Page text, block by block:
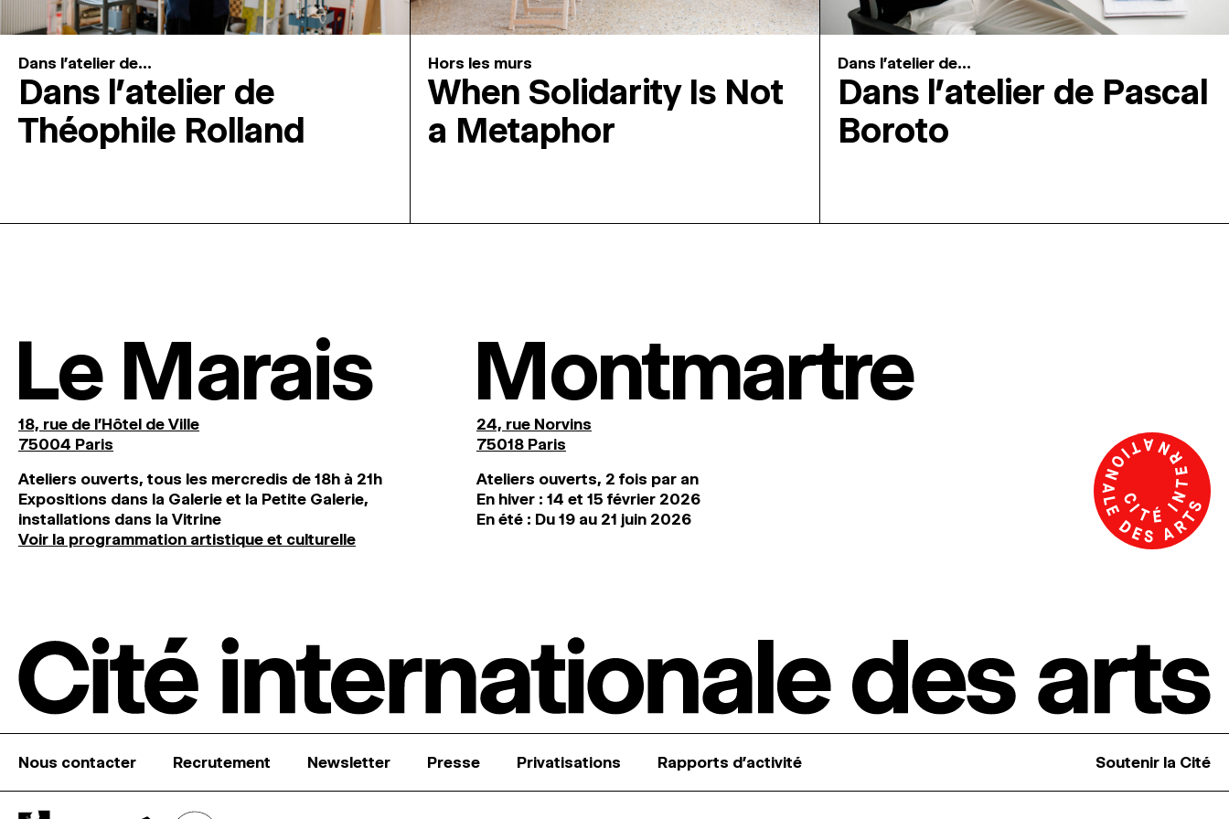
Dans l'atelier de...
Dans l’atelier de
Théophile Rolland
Hors les murs
When Solidarity Is Not
a Metaphor
Dans l'atelier de...
Dans l’atelier de Pascal
Boroto
Le Marais
18, rue de l'Hôtel de Ville
75004 Paris
Ateliers ouverts, tous les mercredis de 18h à 21h
Expositions dans la Galerie et la Petite Galerie,
installations dans la Vitrine
Voir la programmation artistique et culturelle
Montmartre
24, rue Norvins
75018 Paris
Ateliers ouverts, 2 fois par an
En hiver : 14 et 15 février 2026
En été : Du 19 au 21 juin 2026
Nous contacter Recrutement Newsletter Presse Privatisations Rapports d’activité Soutenir la Cité